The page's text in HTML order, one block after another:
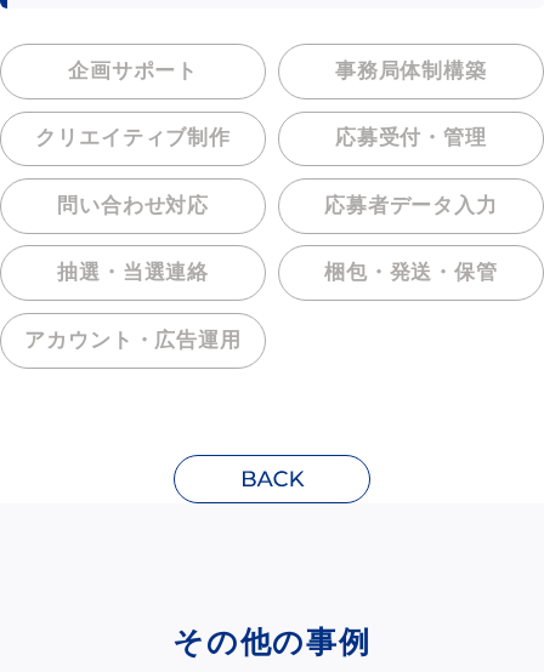
企画サポート 事務局体制構築
クリエイティブ制作 応募受付・管理
問い合わせ対応 応募者データ入力
抽選・当選連絡 梱包・発送・保管
アカウント・ 広告運用
その他の事例